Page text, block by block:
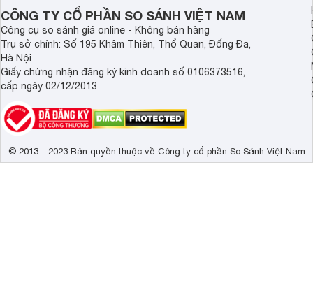
Demax, Hubert và
CÔNG TY CỔ PHẦN SO SÁNH VIỆT NAM
Công cụ so sánh giá online - Không bán hàng
Trụ sở chính: Số 195 Khâm Thiên, Thổ Quan, Đống Đa,
Hà Nội
Giấy chứng nhận đăng ký kinh doanh số 0106373516,
cấp ngày 02/12/2013
© 2013 - 2023 Bản quyền thuộc về Công ty cổ phần So Sánh Việt Nam